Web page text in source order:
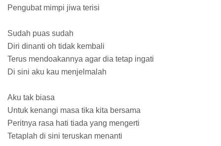
Pengubat mimpi jiwa terisi
Sudah puas sudah
Diri dinanti oh tidak kembali
Terus mendoakannya agar dia tetap ingati
Di sini aku kau menjelmalah
Aku tak biasa
Untuk kenangi masa tika kita bersama
Peritnya rasa hati tiada yang mengerti
Tetaplah di sini teruskan menanti